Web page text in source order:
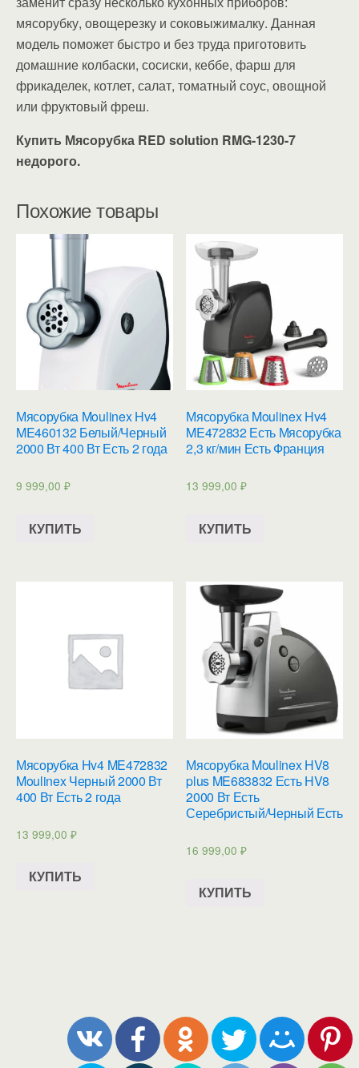
мясорубку, овощерезку и соковыжималку. Данная
модель поможет быстро и без труда приготовить
домашние колбаски, сосиски, кеббе, фарш для
фрикаделек, котлет, салат, томатный соус, овощной
или фруктовый фреш.
Купить Мясорубка RED solution RMG-1230-7
недорого.
Похожие товары
Мясорубка Moulinex Hv4
ME460132 Белый/Черный
2000 Вт 400 Вт Есть 2 года
9 999,00 ₽
КУПИТЬ
Мясорубка Moulinex Hv4
ME472832 Есть Мясорубка
2,3 кг/мин Есть Франция
13 999,00₽
КУПИТЬ
Мясорубка Hv4 ME472832
Moulinex Черный 2000 Вт
400 Вт Есть 2 года
13 999,00 ₽
КУПИТЬ
Мясорубка Moulinex HV8
plus ME683832 Есть HV8
2000 Вт Есть
Серебристый/Черный Есть
16 999,00₽
КУПИТЬ